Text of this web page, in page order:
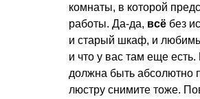
комнаты, в которой
работы. Да-да, всё без
и старый шкаф, и
и что у вас там еще есть.
должна быть абсолютно
люстру снимите тоже.